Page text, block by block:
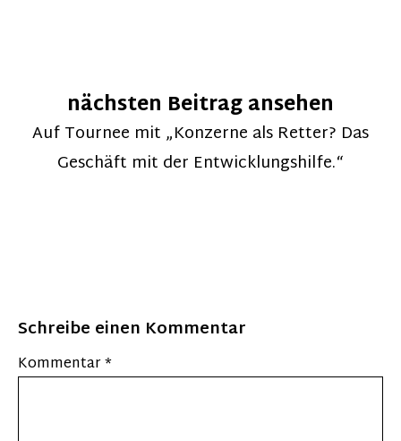
nächsten Beitrag ansehen
Auf Tournee mit „Konzerne als Retter? Das
Geschäft mit der Entwicklungshilfe.“
Schreibe einen Kommentar
Kommentar*